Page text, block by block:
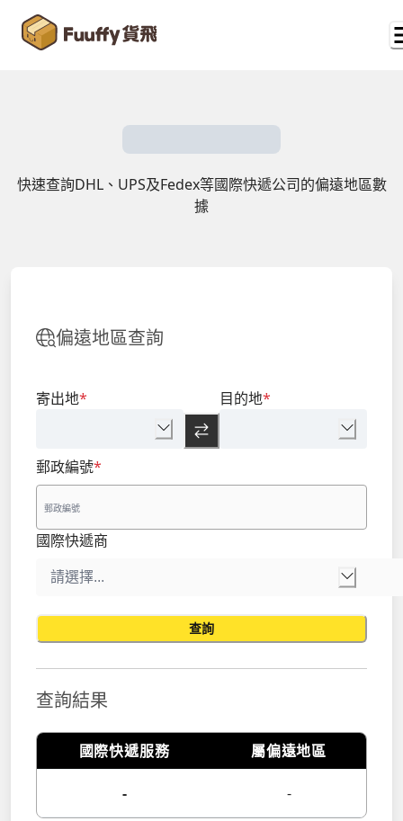
快速查詢DHL、UPS及Fedex等國際快遞公司的偏遠地區數
據
偏遠地區查詢
寄出地* 目的地*
郵政編號*
國際快遞商
查詢
查詢結果
國際快遞服務 屬偏遠地區
- -